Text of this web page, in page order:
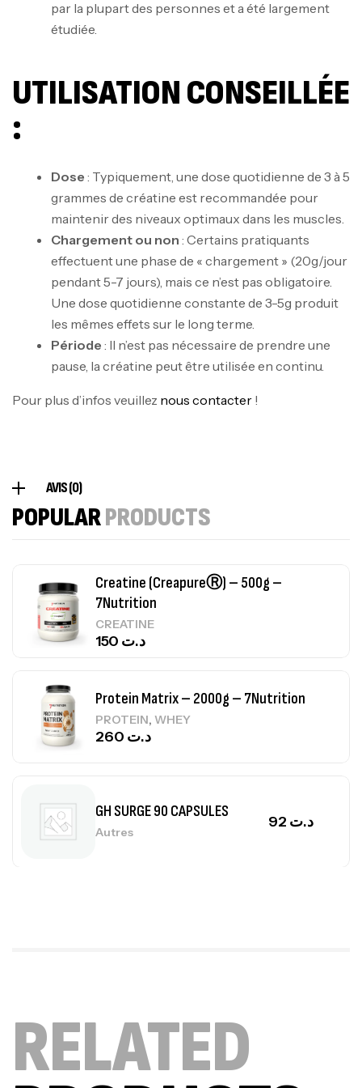
par la plupart des personnes et a été largement
étudiée.
UTILISATION CONSEILLÉE
:
Dose : Typiquement, une dose quotidienne de 3 à 5
grammes de créatine est recommandée pour
maintenir des niveaux optimaux dans les muscles.
Chargement ou non : Certains pratiquants
effectuent une phase de « chargement » (20g/jour
pendant 5-7 jours), mais ce n’est pas obligatoire.
Une dose quotidienne constante de 3-5g produit
les mêmes effets sur le long terme.
Période : Il n’est pas nécessaire de prendre une
pause, la créatine peut être utilisée en continu.
Pour plus d’infos veuillez nous contacter !
AVIS (0)
POPULARPRODUCTS
Mega Creatine CREAPURE – 306 Gr –
Biotech USA
CREATINE
د.ت126
Autres
Autres
د.ت
Creatine (CreapureⓇ) – 500g –
7Nutrition
CREATINE
د.ت
Protein Matrix – 2000g – 7Nutrition
PROTEIN,WHEY
د.ت
GH SURGE 90 CAPSULES
Autres
د.ت
Autres
د.ت
RELATED